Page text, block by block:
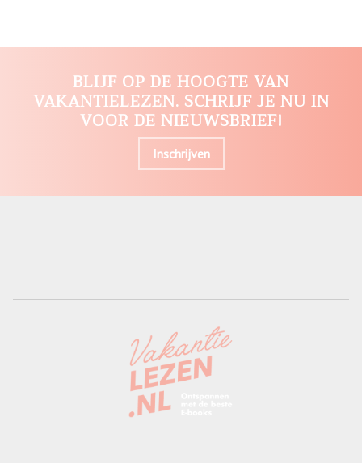
BLIJF OP DE HOOGTE VAN
VAKANTIELEZEN. SCHRIJF JE NU IN
VOOR DE NIEUWSBRIEF!
Inschrijven